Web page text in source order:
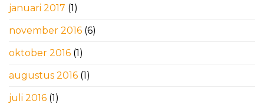
januari 2017 (1)
november 2016 (6)
oktober 2016 (1)
augustus 2016 (1)
juli 2016 (1)